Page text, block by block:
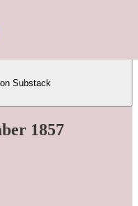
Substack
1857